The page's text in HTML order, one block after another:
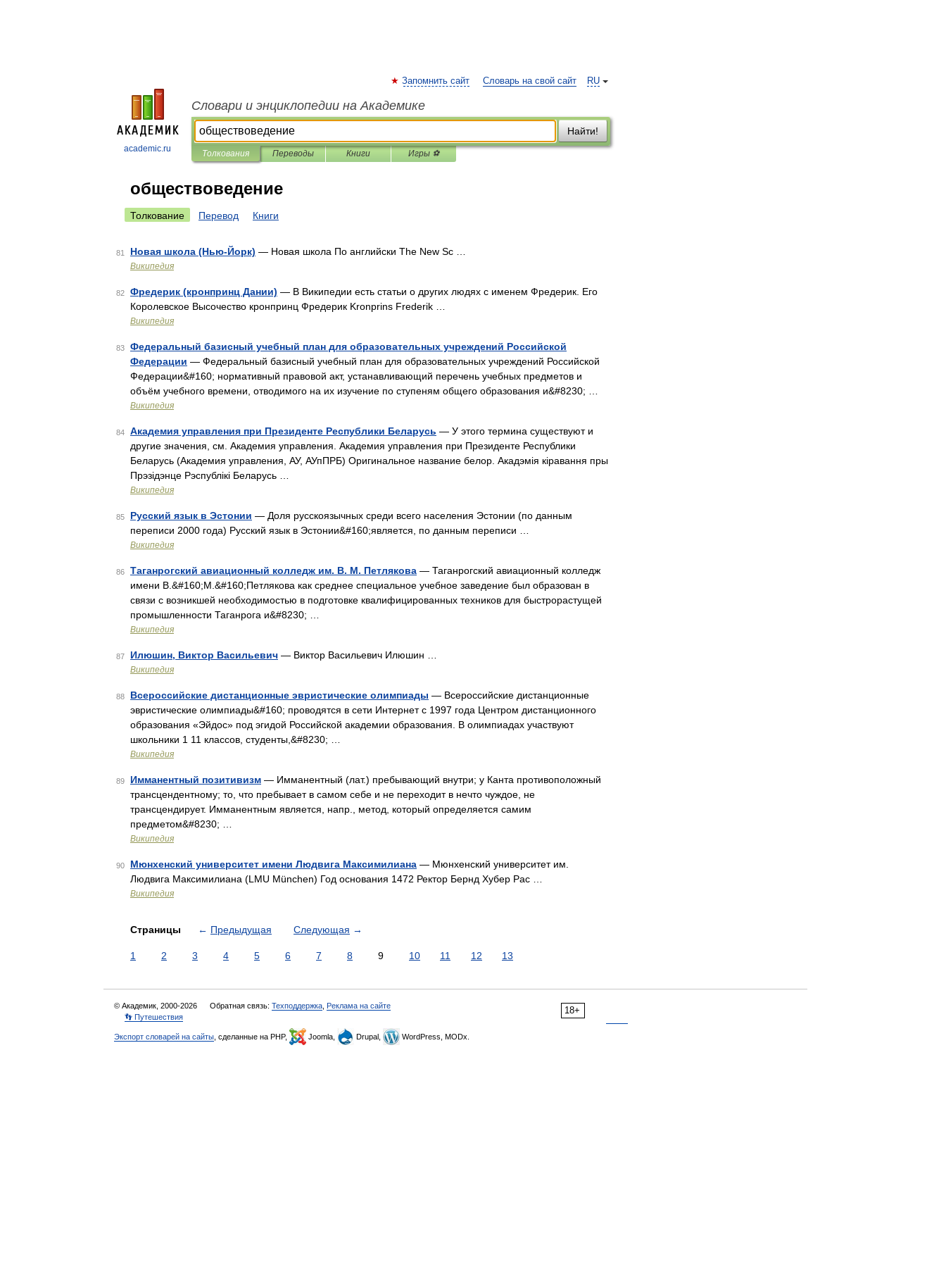
academic.ru
RU
Запомнить сайт Словарь на свой сайт
Словари и энциклопедии на Академике
Найти!
Толкования Переводы Книги Игры ⚽
обществоведение
Толкование Перевод Книги
81 Новая школа (Нью-Йорк) — Новая школа По английски The New Sc …
Википедия
82 Фредерик (кронпринц Дании) — В Википедии есть статьи о других людях с именем Фредерик. Его
Королевское Высочество кронпринц Фредерик Kronprins Frederik …
Википедия
83
Федеральный базисный учебный план для образовательных учреждений Российской
Федерации — Федеральный базисный учебный план для образовательных учреждений Российской
Федерации&#160; нормативный правовой акт, устанавливающий перечень учебных предметов и
объём учебного времени, отводимого на их изучение по ступеням общего образования и&#8230; …
Википедия
84 Академия управления при Президенте Республики Беларусь — У этого термина существуют и
другие значения, см. Академия управления. Академия управления при Президенте Республики
Беларусь (Академия управления, АУ, АУпПРБ) Оригинальное название белор. Акадэмія кіравання пры
Прэзідэнце Рэспублікі Беларусь …
Википедия
85 Русский язык в Эстонии — Доля русскоязычных среди всего населения Эстонии (по данным
переписи 2000 года) Русский язык в Эстонии&#160;является, по данным переписи …
Википедия
86 Таганрогский авиационный колледж им. В. М. Петлякова — Таганрогский авиационный колледж
имени В.&#160;М.&#160;Петлякова как среднее специальное учебное заведение был образован в
связи с возникшей необходимостью в подготовке квалифицированных техников для быстрорастущей
промышленности Таганрога и&#8230; …
Википедия
87 Илюшин, Виктор Васильевич — Виктор Васильевич Илюшин …
Википедия
88 Всероссийские дистанционные эвристические олимпиады — Всероссийские дистанционные
эвристические олимпиады&#160; проводятся в сети Интернет с 1997 года Центром дистанционного
образования «Эйдос» под эгидой Российской академии образования. В олимпиадах участвуют
школьники 1 11 классов, студенты,&#8230; …
Википедия
89 Имманентный позитивизм — Имманентный (лат.) пребывающий внутри; у Канта противоположный
трансцендентному; то, что пребывает в самом себе и не переходит в нечто чуждое, не
трансцендирует. Имманентным является, напр., метод, который определяется самим
предметом&#8230; …
Википедия
90 Мюнхенский университет имени Людвига Максимилиана — Мюнхенский университет им.
Людвига Максимилиана (LMU München) Год основания 1472 Ректор Бернд Хубер Рас …
Википедия
Страницы ← Предыдущая Следующая →
1 2 3 4 5 6 7 8 9 10 11 12 13
18+
© Академик, 2000-2026 Обратная связь: Техподдержка Реклама на сайте
👣 Путешествия
Экспорт словарей на сайты , сделанные на PHP, Joomla, Drupal, WordPress, MODx.